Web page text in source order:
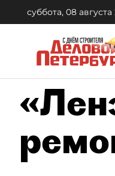
суббота, 08 августа